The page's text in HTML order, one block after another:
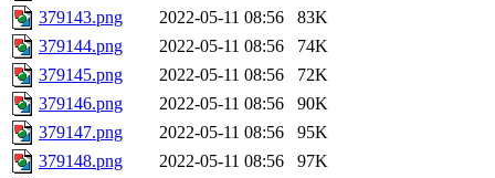
379143.png
2022-05-11 08:56
83K
379144.png
2022-05-11 08:56
74K
379145.png
2022-05-11 08:56
72K
379146.png
2022-05-11 08:56
90K
379147.png
2022-05-11 08:56
95K
379148.png
2022-05-11 08:56
97K